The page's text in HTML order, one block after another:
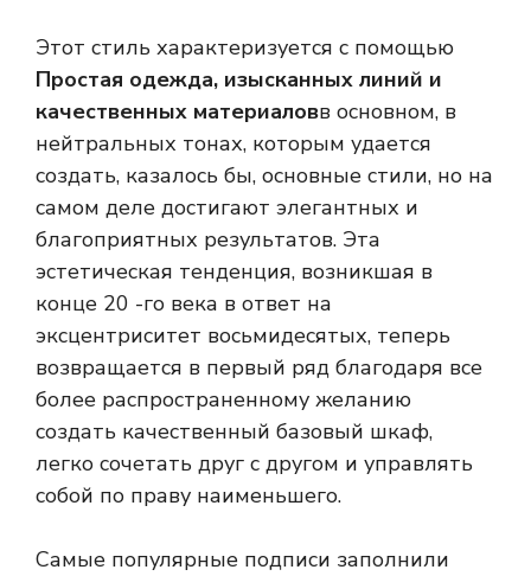
Этот стиль характеризуется с помощью
Простая одежда, изысканных линий и
качественных материаловв основном, в
нейтральных тонах, которым удается
создать, казалось бы, основные стили, но на
самом деле достигают элегантных и
благоприятных результатов. Эта
эстетическая тенденция, возникшая в
конце 20 -го века в ответ на
эксцентриситет восьмидесятых, теперь
возвращается в первый ряд благодаря все
более распространенному желанию
создать качественный базовый шкаф,
легко сочетать друг с другом и управлять
собой по праву наименьшего.
Самые популярные подписи заполнили